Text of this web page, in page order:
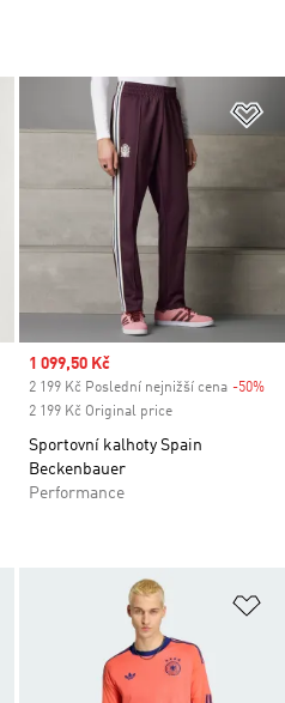
Přidat do seznamu přání
Discount
Sale price
1 099,50 Kč
2 199 Kč Poslední nejnižší cena -50%
2 199 Kč Original price
Sportovní kalhoty Spain
Beckenbauer
Performance
Přidat do seznamu přání